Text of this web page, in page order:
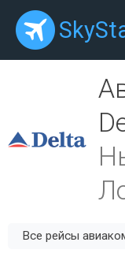
Все рейсы